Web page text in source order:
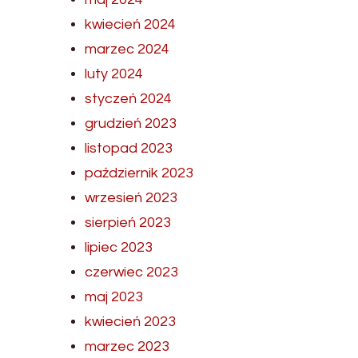
kwiecień 2024
marzec 2024
luty 2024
styczeń 2024
grudzień 2023
listopad 2023
październik 2023
wrzesień 2023
sierpień 2023
lipiec 2023
czerwiec 2023
maj 2023
kwiecień 2023
marzec 2023